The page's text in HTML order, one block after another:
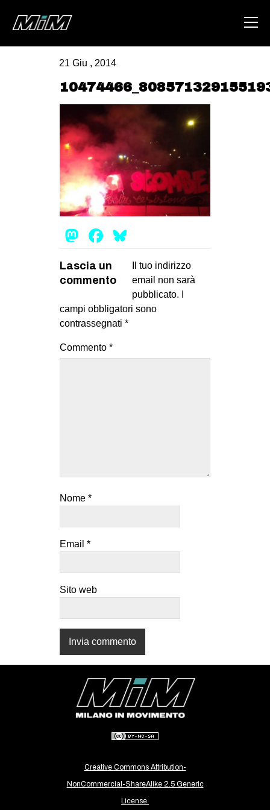
ABOUT
AREA
DEGENERAZIONE
GAZA FREESTYLE
CSOA LAMBRETTA
STUDENTI TSUNAMI
MILANO
MOBILITAZIONI
SPAZI
REPRESSIONE
STUDENTI
CULTURE
ARTE
RECENSIONI
INTERNAZIONALE
AFRICA
AMERICHE
ESTREMO ORIENTE
MEDIO ORIENTE
MONDO
21 Giu , 2014
Mastodon
Facebook
Lascia un
commento
Il tuo indirizzo
email non sarà
pubblicato.
campi obbligatori sono
contrassegnati *
Commento *
Nome *
Email *
Sito web
Creative Commons Attribution-
NonCommercial-ShareAlike 2.5 Generic
License.